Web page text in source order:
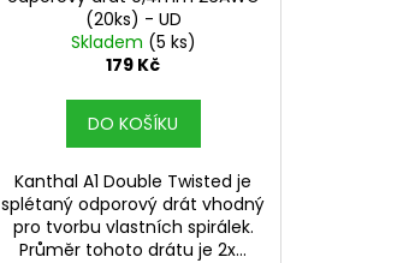
(20ks) - UD
Skladem (5 ks)
179 Kč
DO KOŠÍKU
Kanthal A1 Double Twisted je
splétaný odporový drát vhodný
pro tvorbu vlastních spirálek.
Průměr tohoto drátu je 2x...